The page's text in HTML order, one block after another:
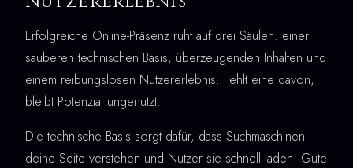
Erfolgreiche Online-Präsenz ruht auf drei Säulen: einer
sauberen technischen Basis, überzeugenden Inhalten und
einem reibungslosen Nutzererlebnis. Fehlt eine davon,
bleibt Potenzial ungenutzt.
Die technische Basis sorgt dafür, dass Suchmaschinen
deine Seite verstehen und Nutzer sie schnell laden. Gute